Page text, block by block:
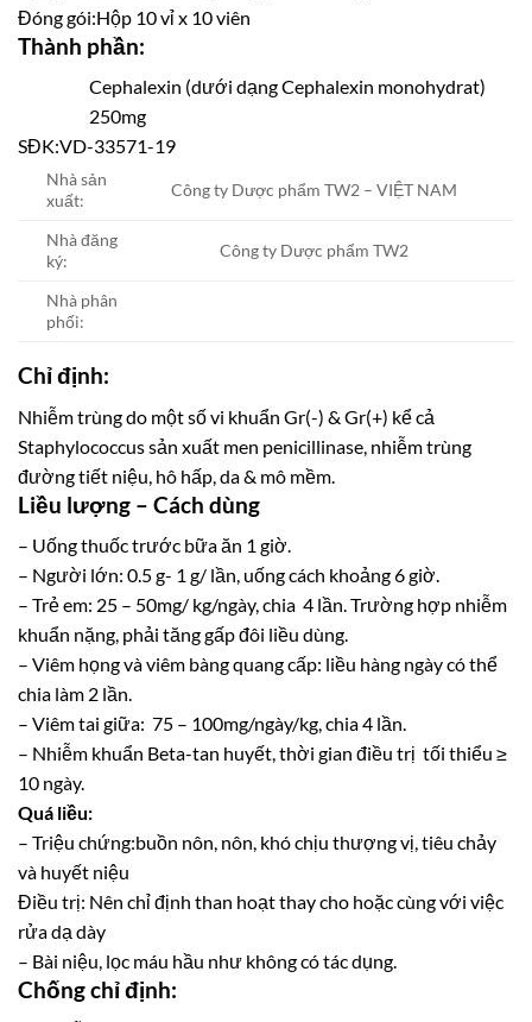
Đóng gói:Hộp 10 vỉ x 10 viên
Thành phần:
Cephalexin (dưới dạng Cephalexin monohydrat)
250mg
SĐK:VD-33571-19
Nhà sản
xuất:
Công ty Dược phẩm TW2 – VIỆT NAM
Nhà đăng
ký:
Công ty Dược phẩm TW2
Nhà phân
phối:
Chỉ định:
Nhiễm trùng do một số vi khuẩn Gr(-) & Gr(+) kể cả
Staphylococcus sản xuất men penicillinase, nhiễm trùng
đường tiết niệu, hô hấp, da & mô mềm.
Liều lượng – Cách dùng
– Uống thuốc trước bữa ăn 1 giờ.
– Người lớn: 0.5 g- 1 g/ lần, uống cách khoảng 6 giờ.
– Trẻ em: 25 – 50mg/ kg/ngày, chia 4 lần. Trường hợp nhiễm
khuẩn nặng, phải tăng gấp đôi liều dùng.
– Viêm họng và viêm bàng quang cấp: liều hàng ngày có thể
chia làm 2 lần.
– Viêm tai giữa: 75 – 100mg/ngày/kg, chia 4 lần.
– Nhiễm khuẩn Beta-tan huyết, thời gian điều trị tối thiểu ≥
10 ngày.
Quá liều:
– Triệu chứng:buồn nôn, nôn, khó chịu thượng vị, tiêu chảy
và huyết niệu
Điều trị: Nên chỉ định than hoạt thay cho hoặc cùng với việc
rửa dạ dày
– Bài niệu, lọc máu hầu như không có tác dụng.
Chống chỉ định: